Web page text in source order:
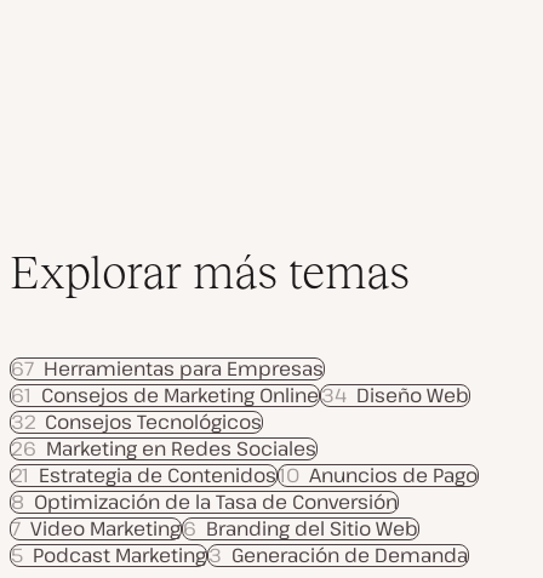
Explorar más temas
Herramientas para Empresas
67
Consejos de Marketing Online
61 Diseño Web
34
Consejos Tecnológicos
32
Marketing en Redes Sociales
26
Estrategia de Contenidos
21 Anuncios de Pago
10
Optimización de la Tasa de Conversión
8
Video Marketing
7 Branding del Sitio Web
6
Podcast Marketing
5 Generación de Demanda
3